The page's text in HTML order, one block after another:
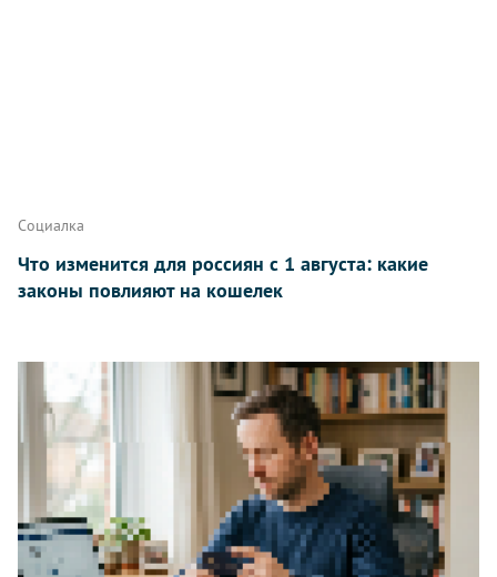
Социалка
Что изменится для россиян с 1 августа: какие
законы повлияют на кошелек